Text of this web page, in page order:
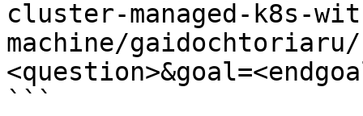
cluster-managed-k8s-
machine/gaidochtoriaru/
```